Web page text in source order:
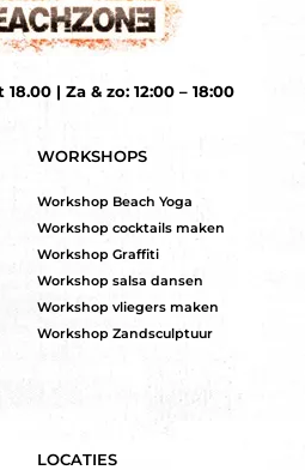
| Za & zo: 12:00 – 18:00
WORKSHOPS
Workshop Beach Yoga
Workshop cocktails maken
Workshop Graffiti
Workshop salsa dansen
Workshop vliegers maken
Workshop Zandsculptuur
LOCATIES